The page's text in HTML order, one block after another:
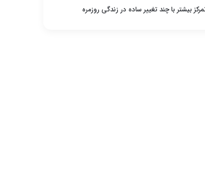
بیشتر با چند تغییر ساده در زندگی روزمره